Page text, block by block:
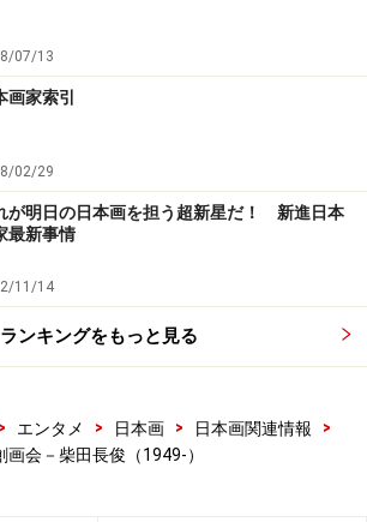
07/13
画家索引
02/29
が明日の日本画を担う超新星だ！ 新進日本
最新事情
11/14
ランキングをもっと見る
> エンタメ > 日本画 > 日本画関連情報
>
画会－柴田長俊（1949-）